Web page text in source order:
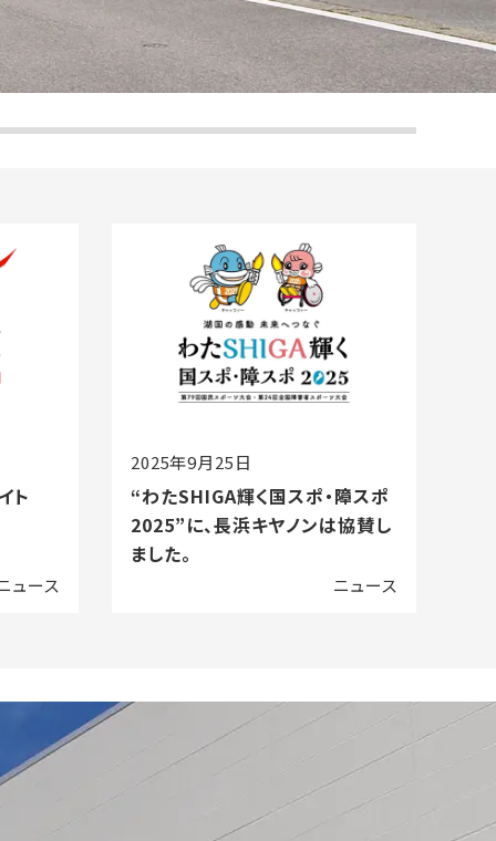
ト
ュース
2025年9月25日
“わたSHIGA輝く国スポ・障スポ
2025”に、長浜キヤノンは協賛し
ました。
ニュース